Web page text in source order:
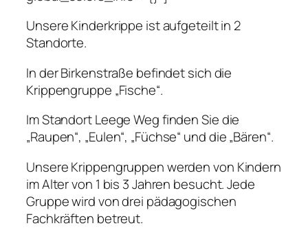
Unsere Kinderkrippe ist aufgeteilt in 2
Standorte.
In der Birkenstraße befindet sich die
Krippengruppe „Fische“.
Im Standort Leege Weg finden Sie die
„Raupen“, „Eulen“, „Füchse“ und die „Bären“.
Unsere Krippengruppen werden von Kindern
im Alter von 1 bis 3 Jahren besucht. Jede
Gruppe wird von drei pädagogischen
Fachkräften betreut.